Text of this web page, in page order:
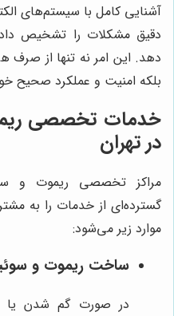
آشنایی کامل با سیستم‌های
دقیق مشکلات را تشخیص
دهد. این امر نه تنها از صرف
بلکه امنیت و عملکرد صحیح
خدمات تخصصی
در تهران
مراکز تخصصی ریموت و
گسترده‌ای از خدمات را به
موارد زیر می‌شود:
ساخت ریموت و
در صورت گم شدن یا